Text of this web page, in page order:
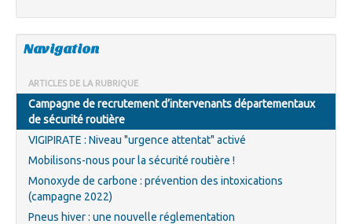
Navigation
ARTICLES DE LA RUBRIQUE
Campagne de recrutement d’intervenants départementaux
de sécurité routière
VIGIPIRATE : Niveau "urgence attentat" activé
Mobilisons-nous pour la sécurité routière !
Monoxyde de carbone : prévention des intoxications
(campagne 2022)
Pneus hiver : une nouvelle réglementation